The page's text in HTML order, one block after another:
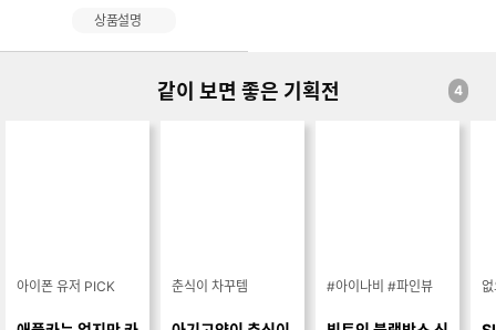
상품설명
같이 보면 좋은 기획전 4
아이폰 유저 PICK 춘식이 차꾸템 #아이나비 #파인뷰